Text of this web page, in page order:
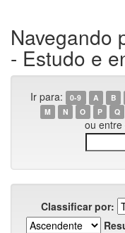
Navegando
- Estudo e
Ir para: 0-9 A B
M
N O P Q
ou entre
Classificar por: